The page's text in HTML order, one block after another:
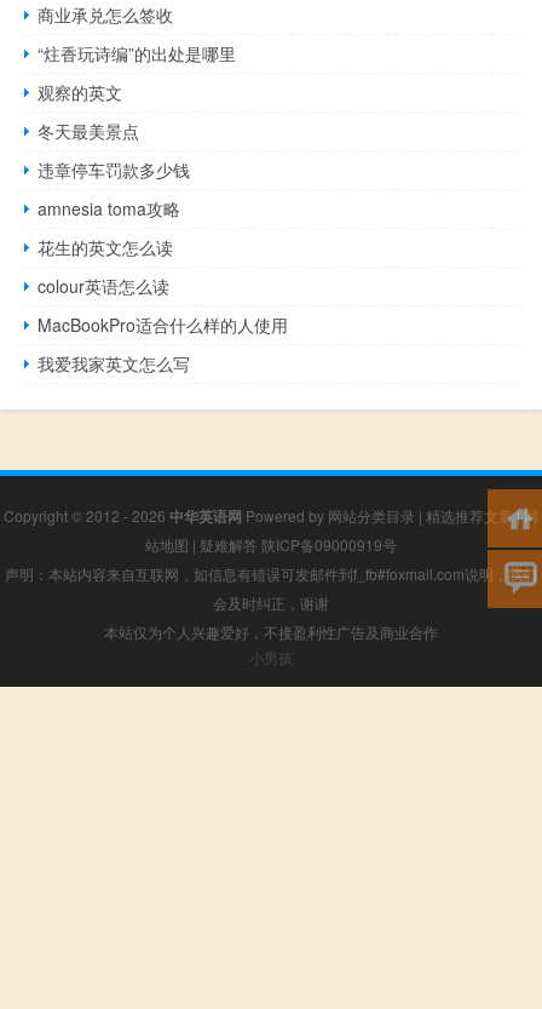
商业承兑怎么签收
“炷香玩诗编”的出处是哪里
观察的英文
冬天最美景点
违章停车罚款多少钱
amnesia toma攻略
花生的英文怎么读
colour英语怎么读
MacBookPro适合什么样的人使用
我爱我家英文怎么写
Copyright © 2012 - 2026 中华英语网 Powered by 网站分类目录 | 精选推荐文章|网
站地图 | 疑难解答 陕ICP备09000919号
声明：本站内容来自互联网，如信息有错误可发邮件到f_fb#foxmail.com说明，我们
会及时纠正，谢谢
本站仅为个人兴趣爱好，不接盈利性广告及商业合作
小男孩